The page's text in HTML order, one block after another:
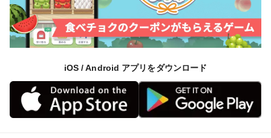
ます。
＜私たちのこだわり＞
一気に実らないための開花処理剤のみを使用し、栽培期
間中、
除草・害虫駆除のための農薬散布はせず、手作業で草取
iOS / Android アプリをダウンロード